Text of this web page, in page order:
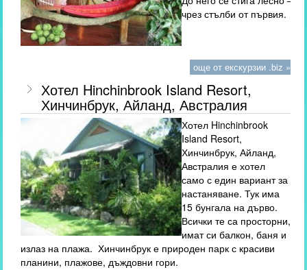
чрез стълби от първия.
още от екскурзии .biz »
Хотел Hinchinbrook Island Resort,
Хинчинбрук, Айланд, Австралия
Хотел Hinchinbrook
Island Resort,
Хинчинбрук, Айланд,
Австралия е хотел
само с един вариант за
настаняване. Тук има
15 бунгала на дърво.
Всички те са просторни,
имат си балкон, баня и
излаз на плажа. Хинчинбрук е природен парк с красиви
планини, плажове, дъждовни гори.